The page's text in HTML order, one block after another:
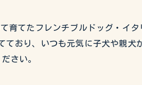
育てたフレンチブルドッグ・イ
おり、いつも元気に子犬や親犬
さい。